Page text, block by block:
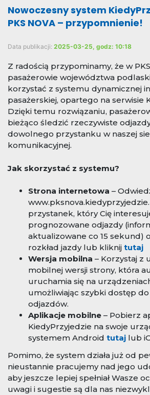
Nowoczesny system
PKS NOVA – przypomnienie!
Data publikacji: 2025-03-25, godz: 10:18
Z radością przypominamy, że w
pasażerowie województwa
korzystać z systemu dynamicznej
pasażerskiej, opartego na serwisie
Dzięki temu rozwiązaniu,
bieżąco śledzić rzeczywiste
dowolnego przystanku w naszej
komunikacyjnej.
Jak skorzystać z systemu?
Strona internetowa –
przystanek, który Cię
prognozowane odjazdy
aktualizowane co 15 sekund)
rozkład jazdy lub kliknij tutaj
Wersja mobilna – Korzystaj z
mobilnej wersji strony, która
uruchamia się na
umożliwiając szybki dostęp
odjazdów.
Aplikacje mobilne – Pobierz
KiedyPrzyjedzie na swoje
systemem Android tutaj lub
Pomimo, że system działa już od
nieustannie pracujemy nad jego
aby jeszcze lepiej spełniał Wasze
uwagi i sugestie są dla nas